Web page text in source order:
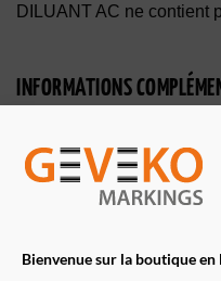
Bienvenue sur la boutique
DILUANT AC ne contient
INFORMATIONS